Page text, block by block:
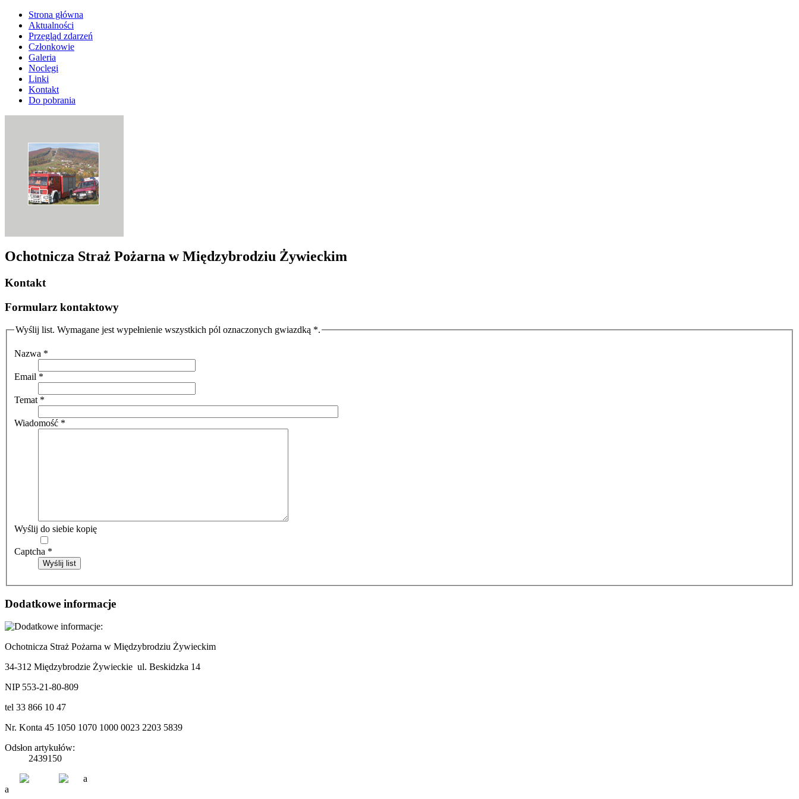
Strona główna
Aktualności
Przegląd zdarzeń
Członkowie
Galeria
Noclegi
Linki
Kontakt
Do pobrania
Ochotnicza Straż Pożarna w Międzybrodziu Żywieckim
Kontakt
Formularz kontaktowy
Wyślij list. Wymagane jest wypełnienie wszystkich pól oznaczonych gwiazdką *.
Nazwa *
Email *
Temat *
Wiadomość *
Wyślij do siebie kopię
Captcha *
Wyślij list
Dodatkowe informacje
Ochotnicza Straż Pożarna w Międzybrodziu Żywieckim
34-312 Międzybrodzie Żywieckie ul. Beskidzka 14
NIP 553-21-80-809
tel 33 866 10 47
Nr. Konta 45 1050 1070 1000 0023 2203 5839
Odsłon artykułów:
2439150
a
a